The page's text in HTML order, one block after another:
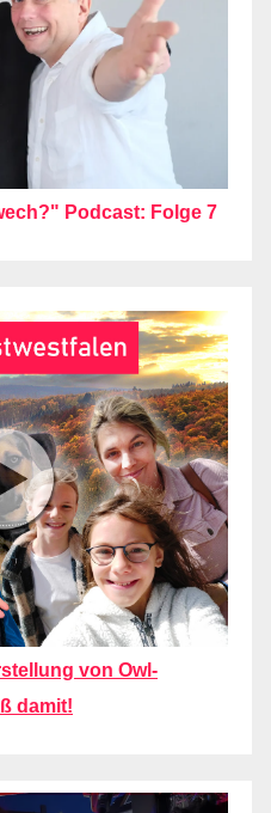
Podcast: Folge 7
von Owl-
damit!